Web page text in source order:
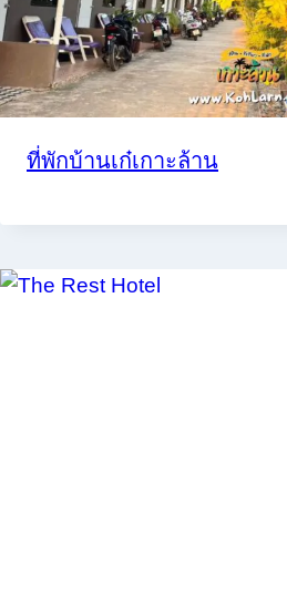
ที่พักบ้านเก๋เกาะล้าน